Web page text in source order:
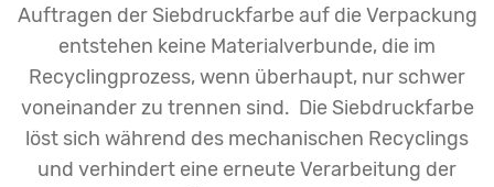
Auftragen der Siebdruckfarbe auf die Verpackung
entstehen keine Materialverbunde, die im
Recyclingprozess, wenn überhaupt, nur schwer
voneinander zu trennen sind. Die Siebdruckfarbe
löst sich während des mechanischen Recyclings
und verhindert eine erneute Verarbeitung der